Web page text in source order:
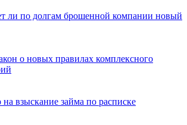
ли по долгам брошенной компании новый
о новых правилах комплексного
взыскание займа по расписке